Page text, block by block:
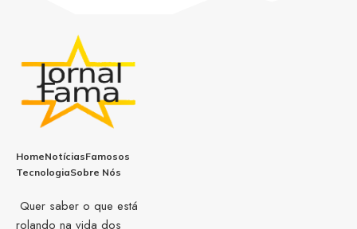
HomeNotíciasFamosos
TecnologiaSobre Nós
Quer saber o que está
rolando na vida dos